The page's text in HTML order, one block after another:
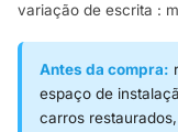
variação de escrita :
Antes da compra:
espaço de
carros